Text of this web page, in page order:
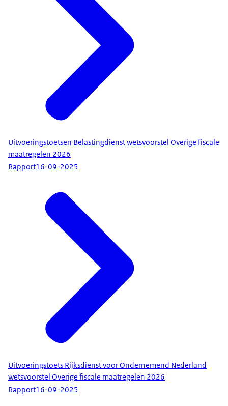
Uitvoeringstoetsen Belastingdienst wetsvoorstel Overige fiscale
maatregelen 2026
Rapport16-09-2025
Uitvoeringstoets Rijksdienst voor Ondernemend Nederland
wetsvoorstel Overige fiscale maatregelen 2026
Rapport16-09-2025